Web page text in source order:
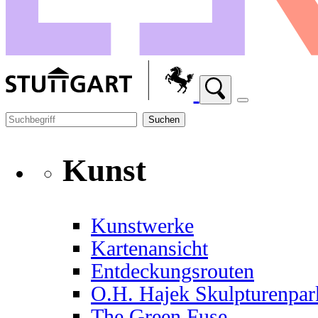
Suchen
Kunst
Kunstwerke
Kartenansicht
Entdeckungsrouten
O.H. Hajek